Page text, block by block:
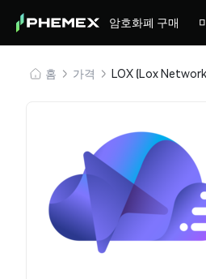
암호화폐 구매
홈 가격 LOX (Lox